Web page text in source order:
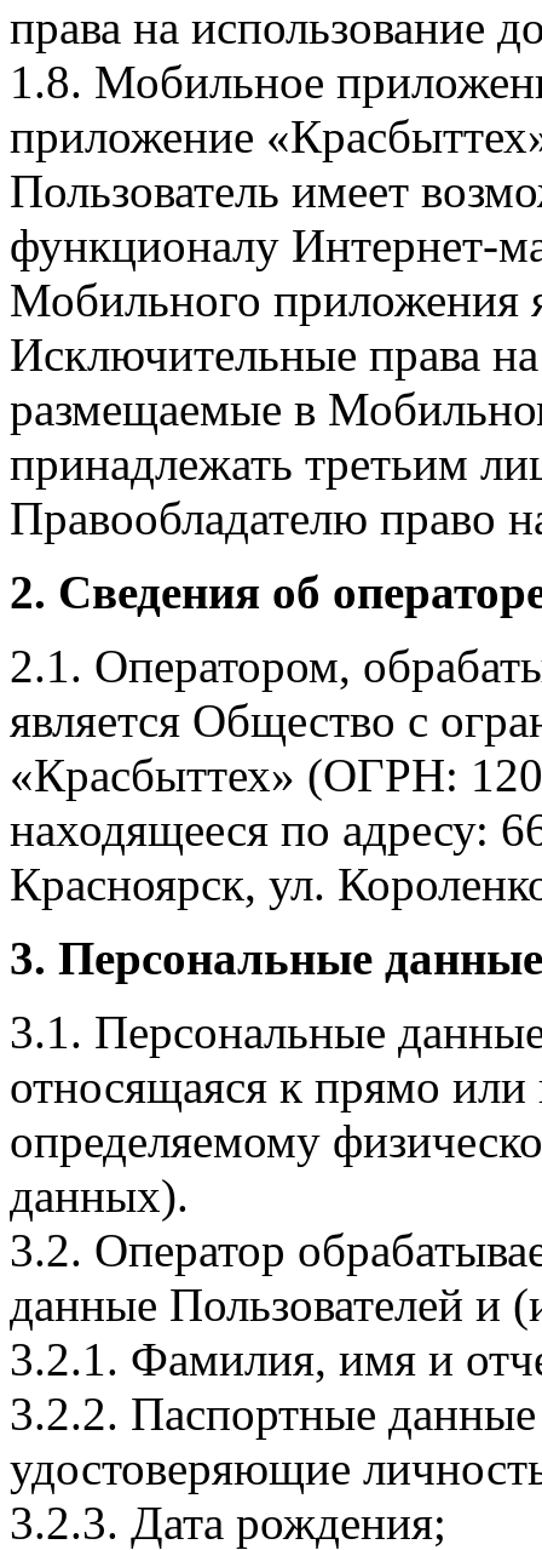
права на использование
1.8. Мобильное
приложение
Пользователь имеет
функционалу Интернет-
Мобильного приложения
Исключительные права
размещаемые в
принадлежать третьим
Правообладателю право
2. Сведения об
2.1. Оператором,
является Общество с
«Красбыттех» (ОГРН:
находящееся по адресу:
Красноярск, ул.
3. Персональные
3.1. Персональные
относящаяся к прямо
определяемому
данных).
3.2. Оператор
данные Пользователей и
3.2.1. Фамилия, имя и
3.2.2. Паспортные
удостоверяющие
3.2.3. Дата рождения;